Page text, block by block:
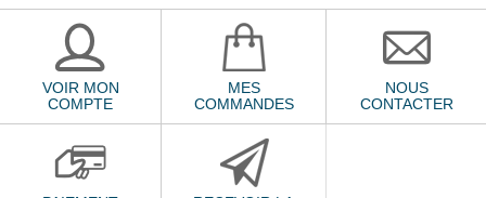
VOIR MON
COMPTE
MES
COMMANDES
NOUS
CONTACTER